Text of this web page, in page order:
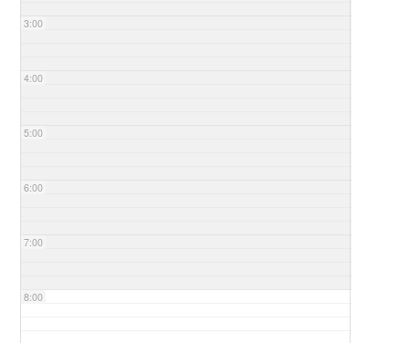
3:00
4:00
5:00
6:00
7:00
8:00